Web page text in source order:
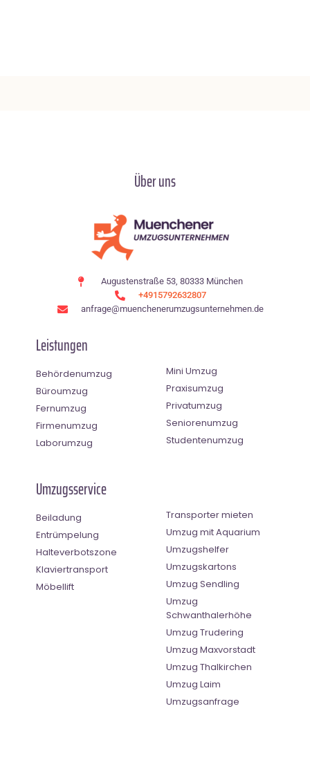
Über uns
Augustenstraße 53, 80333 München
+4915792632807
anfrage@muenchenerumzugsunternehmen.de
Leistungen
Behördenumzug
Büroumzug
Fernumzug
Firmenumzug
Laborumzug
Mini Umzug
Praxisumzug
Privatumzug
Seniorenumzug
Studentenumzug
Umzugsservice
Beiladung
Entrümpelung
Halteverbotszone
Klaviertransport
Möbellift
Transporter mieten
Umzug mit Aquarium
Umzugshelfer
Umzugskartons
Umzug Sendling
Umzug
Schwanthalerhöhe
Umzug Trudering
Umzug Maxvorstadt
Umzug Thalkirchen
Umzug Laim
Umzugsanfrage